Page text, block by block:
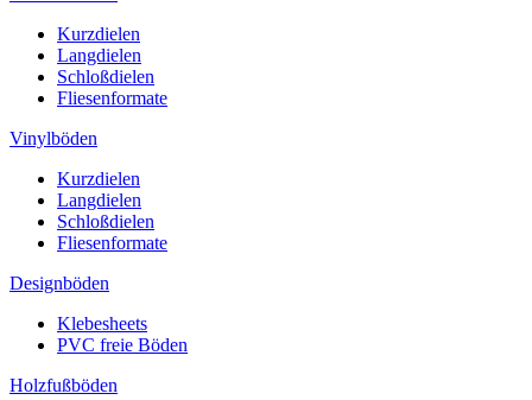
Kurzdielen
Langdielen
Schloßdielen
Fliesenformate
Vinylböden
Kurzdielen
Langdielen
Schloßdielen
Fliesenformate
Designböden
Klebesheets
PVC freie Böden
Holzfußböden